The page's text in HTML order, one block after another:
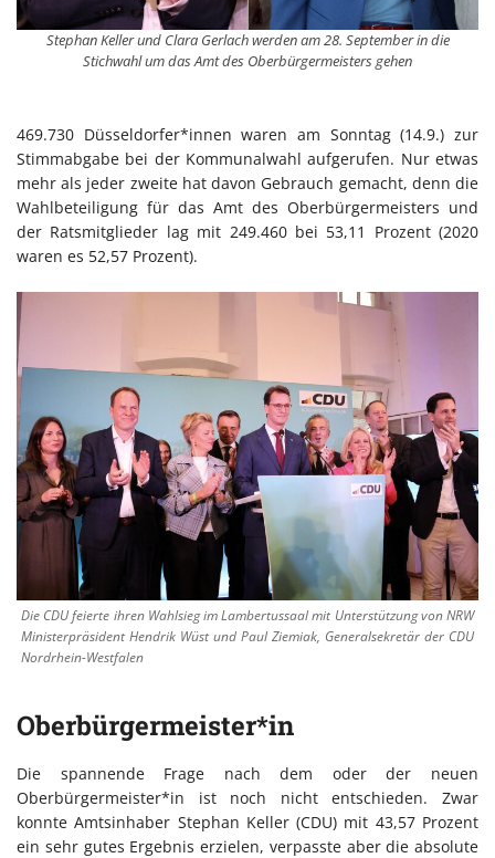
Stephan Keller und Clara Gerlach werden am 28. September in die
Stichwahl um das Amt des Oberbürgermeisters gehen
469.730 Düsseldorfer*innen waren am Sonntag (14.9.) zur
Stimmabgabe bei der Kommunalwahl aufgerufen. Nur etwas
mehr als jeder zweite hat davon Gebrauch gemacht, denn die
Wahlbeteiligung für das Amt des Oberbürgermeisters und
der Ratsmitglieder lag mit 249.460 bei 53,11 Prozent (2020
waren es 52,57 Prozent).
Die CDU feierte ihren Wahlsieg im Lambertussaal mit Unterstützung von NRW
Ministerpräsident Hendrik Wüst und Paul Ziemiak, Generalsekretär der CDU
Nordrhein-Westfalen
Oberbürgermeister*in
Die spannende Frage nach dem oder der neuen
Oberbürgermeister*in ist noch nicht entschieden. Zwar
konnte Amtsinhaber Stephan Keller (CDU) mit 43,57 Prozent
ein sehr gutes Ergebnis erzielen, verpasste aber die absolute